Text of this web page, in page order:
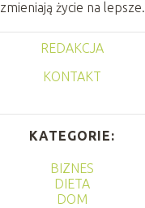
zmieniają życie na lepsze.
REDAKCJA
KONTAKT
KATEGORIE:
BIZNES
DIETA
DOM